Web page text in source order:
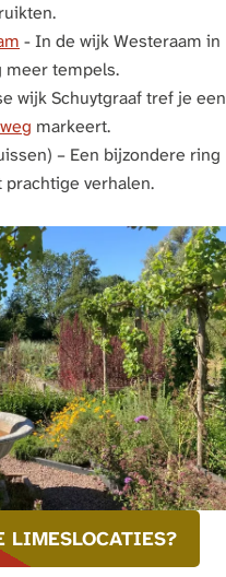
- In de wijk Westeraam in
meer tempels.
wijk Schuytgraaf tref je een
markeert.
– Een bijzondere ring
verhalen.
LIMESLOCATIES?